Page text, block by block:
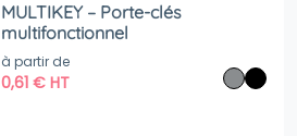
MULTIKEY – Porte-clés
multifonctionnel
à partir de
0,61€ HT